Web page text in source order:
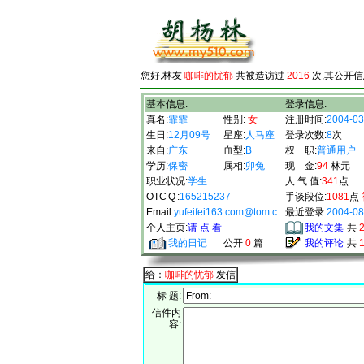
您好,林友 咖啡的忧郁 共被造访过 2016 次,其公开
基本信息:
登录信息:
真名:霏霏 性别: 女 注册时间:2004-
生日:12月09号 星座:人马座 登录次数:8次
来自:广东 血型:B 权 职:普通用户
学历:保密 属相:卯兔 现 金:94 林元
职业状况:学生 人 气 值:341点
OICQ :165215237 手谈段位:1081点
Email:yufeifei163.com@tom.c 最近登录:2004-
个人主页:请 点 看 我的文集 共 2
我的日记
公开 0 篇 我的评论 共
给： 咖啡的忧郁 发信
标 题:
信件内
容: